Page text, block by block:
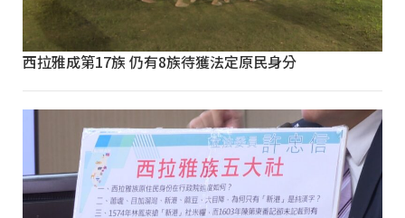
西拉雅成第17族 仍有8族待獲法定原民身分